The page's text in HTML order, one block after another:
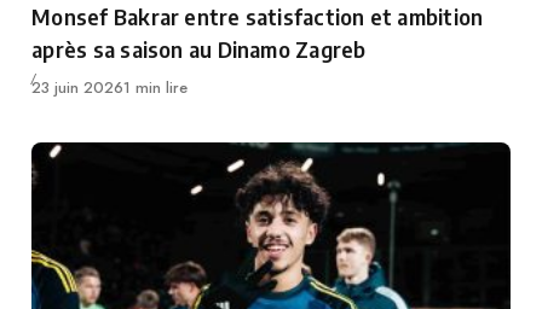
Monsef Bakrar entre satisfaction et ambition
après sa saison au Dinamo Zagreb
Publié
23 juin 20261 min lire